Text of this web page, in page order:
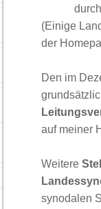
(Einige
der
Den im
auf meiner
Weitere
synodalen